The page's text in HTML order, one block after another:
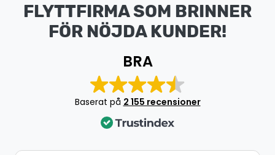
FLYTTFIRMA SOM BRINNER
FÖR NÖJDA KUNDER!
BRA
Baserat på 2 155 recensioner